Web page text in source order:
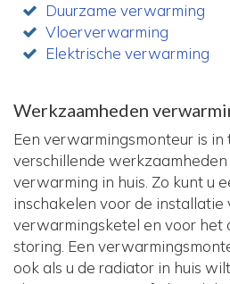
Duurzame verwarming
Vloerverwarming
Elektrische verwarming
Werkzaamheden
Een verwarmingsmonteur is
verschillende
verwarming in huis. Zo kunt u
inschakelen voor de installatie
verwarmingsketel en voor het
storing. Een
ook als u de radiator in huis